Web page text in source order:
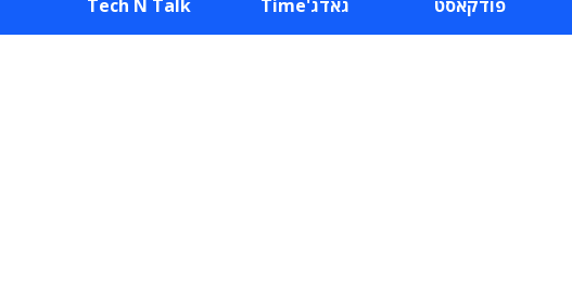
פודקאסט גאדג'Time Tech N Talk